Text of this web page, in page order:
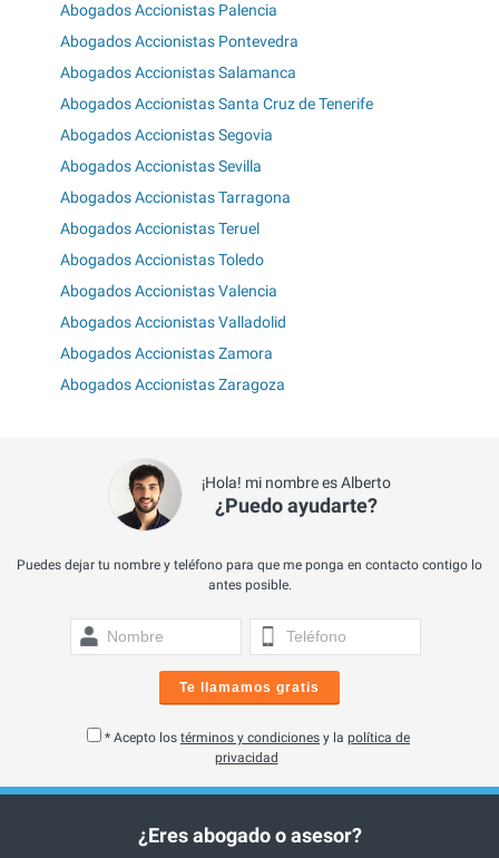
Abogados Accionistas Palencia
Abogados Accionistas Pontevedra
Abogados Accionistas Salamanca
Abogados Accionistas Santa Cruz de Tenerife
Abogados Accionistas Segovia
Abogados Accionistas Sevilla
Abogados Accionistas Tarragona
Abogados Accionistas Teruel
Abogados Accionistas Toledo
Abogados Accionistas Valencia
Abogados Accionistas Valladolid
Abogados Accionistas Zamora
Abogados Accionistas Zaragoza
¡Hola! mi nombre es Alberto
¿Puedo ayudarte?
Puedes dejar tu nombre y teléfono para que me ponga en contacto contigo lo
antes posible.
Te llamamos gratis
* Acepto los términos y condiciones y la política de
privacidad
¿Eres abogado o asesor?